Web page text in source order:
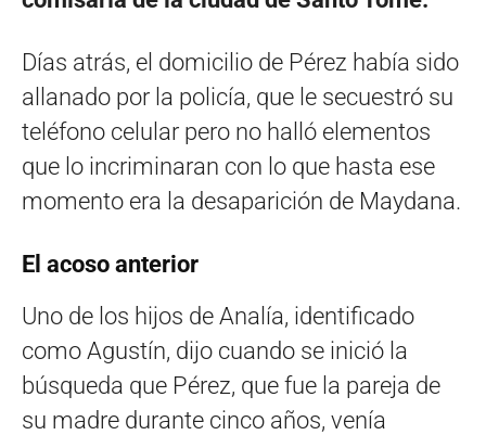
Días atrás, el domicilio de Pérez había sido
allanado por la policía, que le secuestró su
teléfono celular pero no halló elementos
que lo incriminaran con lo que hasta ese
momento era la desaparición de Maydana.
El acoso anterior
Uno de los hijos de Analía, identificado
como Agustín, dijo cuando se inició la
búsqueda que Pérez, que fue la pareja de
su madre durante cinco años, venía